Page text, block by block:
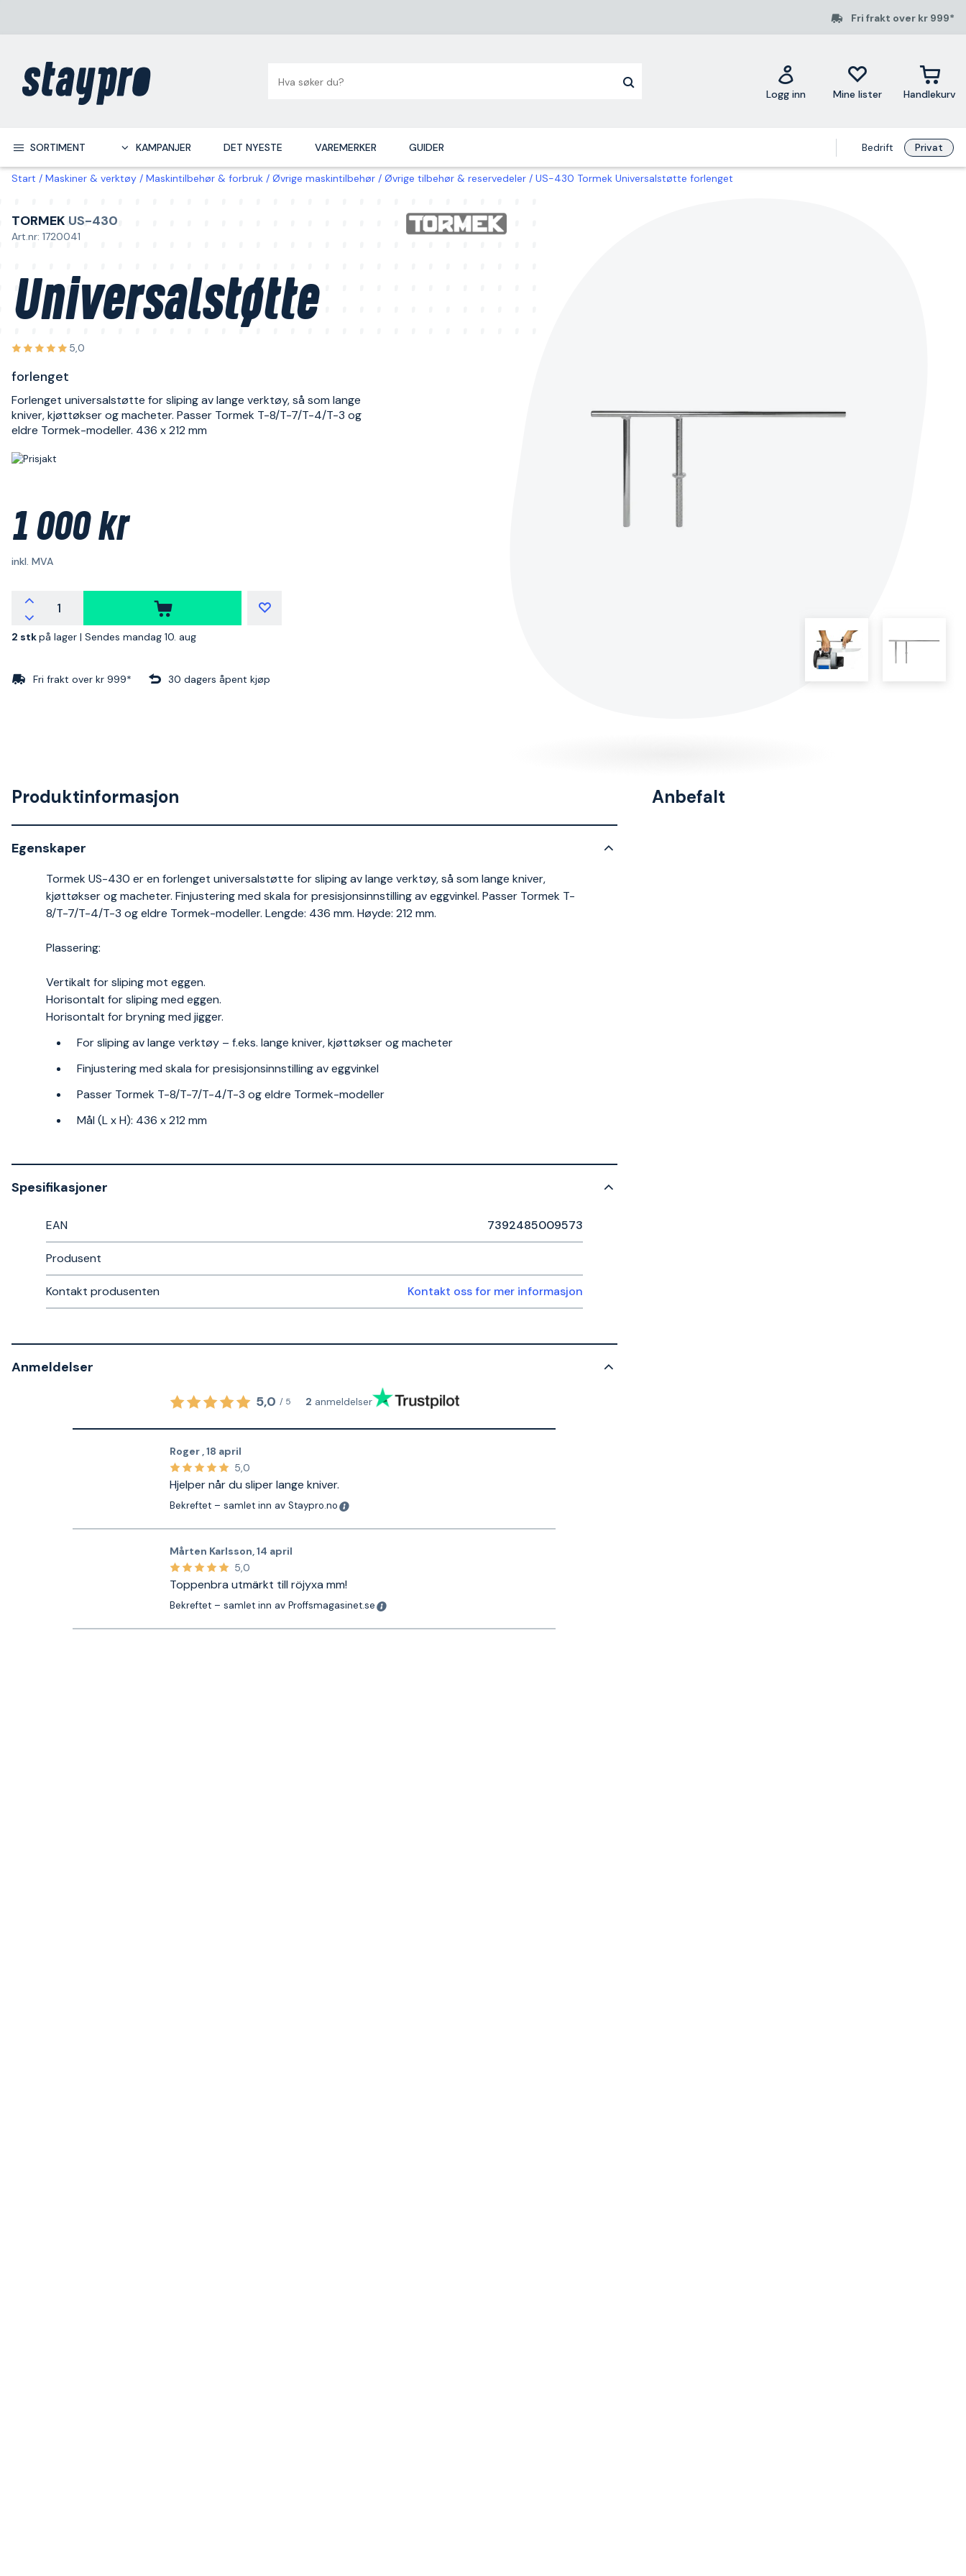
Fri frakt over kr 999*
Logg inn Mine lister Handlekurv
SORTIMENT KAMPANJER DET NYESTE VAREMERKER GUIDER Bedrift Privat
Start Maskiner & verktøy Maskintilbehør & forbruk Øvrige maskintilbehør Øvrige tilbehør & reservedeler US-430 Tormek Universalstøtte forlenget
TORMEK US-430
Art.nr: 1720041
Universalstøtte
5,0
forlenget
Forlenget universalstøtte for sliping av lange verktøy, så som lange
kniver, kjøttøkser og macheter. Passer Tormek T-8/T-7/T-4/T-3 og
eldre Tormek-modeller. 436 x 212 mm
1 000 kr
inkl. MVA
2 stkpå lager | Sendes mandag 10. aug
Fri frakt over kr 999* 30 dagers åpent kjøp
Produktinformasjon
Egenskaper
Tormek US-430 er en forlenget universalstøtte for sliping av lange verktøy, så som lange kniver,
kjøttøkser og macheter. Finjustering med skala for presisjonsinnstilling av eggvinkel. Passer Tormek T-
8/T-7/T-4/T-3 og eldre Tormek-modeller. Lengde: 436 mm. Høyde: 212 mm.
Plassering:
Vertikalt for sliping mot eggen.
Horisontalt for sliping med eggen.
Horisontalt for bryning med jigger.
For sliping av lange verktøy – f.eks. lange kniver, kjøttøkser og macheter
Finjustering med skala for presisjonsinnstilling av eggvinkel
Passer Tormek T-8/T-7/T-4/T-3 og eldre Tormek-modeller
Mål (L x H): 436 x 212 mm
Spesifikasjoner
EAN 7392485009573
Produsent
Kontakt produsenten Kontakt oss for mer informasjon
Anmeldelser
5,0 / 5 2 anmeldelser
Roger ,18 april
5,0
Hjelper når du sliper lange kniver.
Bekreftet – samlet inn av Staypro.no
Mårten Karlsson,14 april
5,0
Toppenbra utmärkt till röjyxa mm!
Bekreftet – samlet inn av Proffsmagasinet.se
Anbefalt